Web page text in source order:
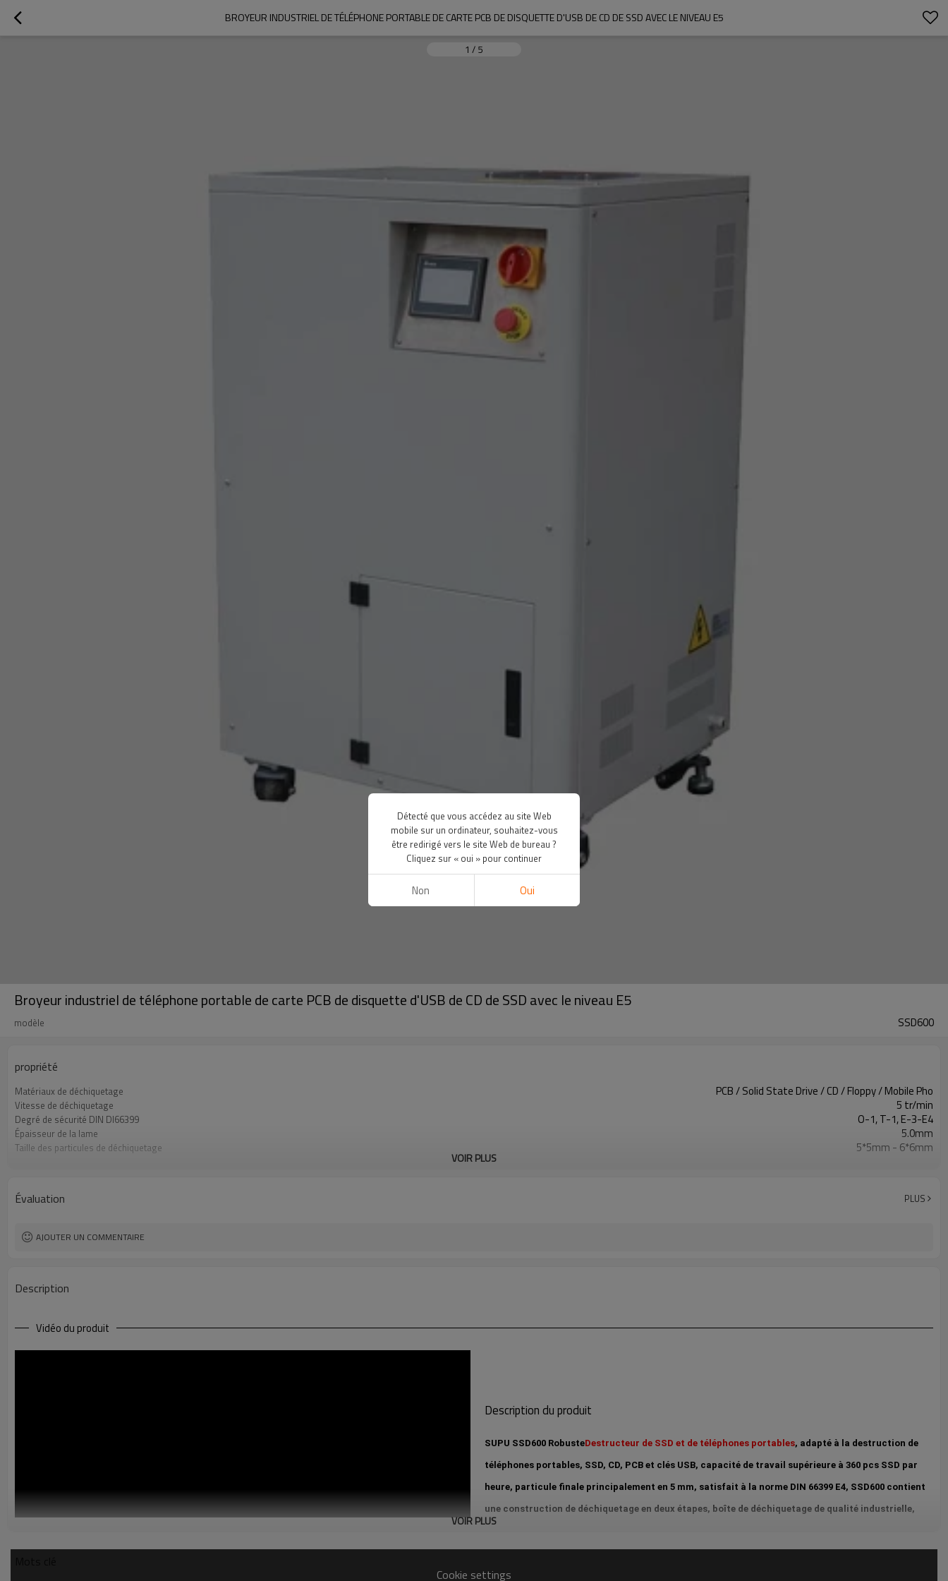
BROYEUR INDUSTRIEL DE TÉLÉPHONE PORTABLE DE CARTE PCB DE DISQUETTE D'USB DE CD DE SSD AVEC LE NIVEAU E5
1 / 5
Broyeur industriel de téléphone portable de carte PCB de disquette d'USB de CD de SSD avec le niveau E5
modèle SSD600
propriété
Matériaux de déchiquetage PCB / Solid State Drive / CD / Floppy / Mobile Pho
Vitesse de déchiquetage 5 tr/min
Degré de sécurité DIN DI66399 O-1, T-1, E-3-E4
Épaisseur de la lame 5.0mm
Taille des particules de déchiquetage 5*5mm - 6*6mm
Largeur d'insertion
Taille de l'appareil 896(L)*680(W)*1200(H)mm
VOIR PLUS
Évaluation PLUS
AJOUTER UN COMMENTAIRE
Description
Vidéo du produit
Description du produit
SUPU SSD600 RobusteDestructeur de SSD et de téléphones portables, adapté à la destruction de
téléphones portables, SSD, CD, PCB et clés USB, capacité de travail supérieure à 360 pcs SSD par
heure, particule finale principalement en 5 mm, satisfait à la norme DIN 66399 E4, SSD600 contient
une construction de déchiquetage en deux étapes, boîte de déchiquetage de qualité industrielle,
un fonctionnement à haute efficacité et sécurité, toute demande est la bienvenue pour nous
contacter
VOIR PLUS
Cookie settings
Détecté que vous accédez au site Web
mobile sur un ordinateur, souhaitez-vous
être redirigé vers le site Web de bureau ?
Cliquez sur « oui » pour continuer
Non Oui